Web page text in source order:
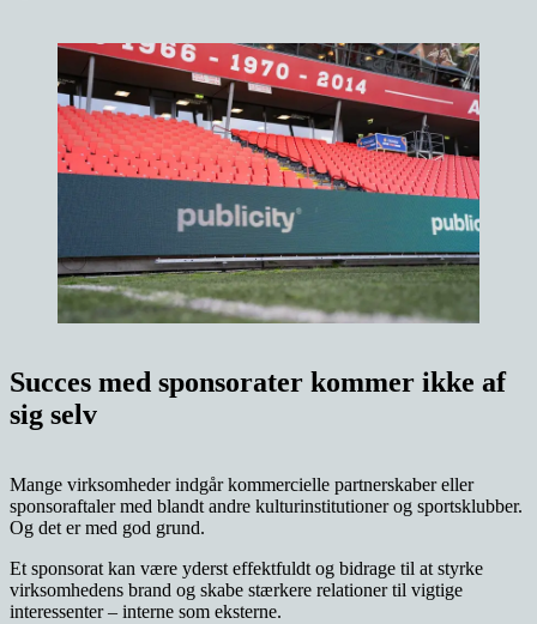
Succes med sponsorater kommer ikke af
sig selv
Mange virksomheder indgår kommercielle partnerskaber eller
sponsoraftaler med blandt andre kulturinstitutioner og sportsklubber.
Og det er med god grund.
Et sponsorat kan være yderst effektfuldt og bidrage til at styrke
virksomhedens brand og skabe stærkere relationer til vigtige
interessenter – interne som eksterne.